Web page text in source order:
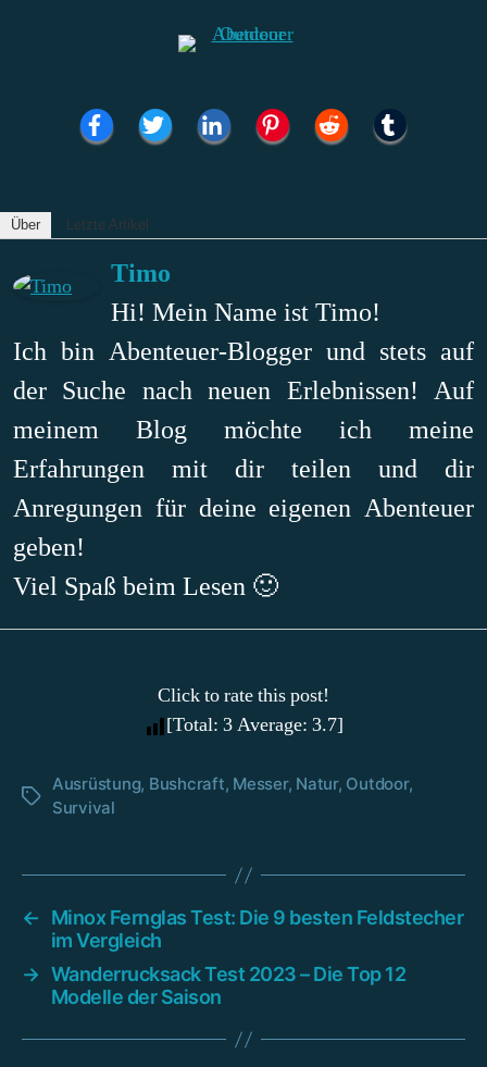
Über Letzte Artikel
Timo
Hi! Mein Name ist Timo!
Ich bin Abenteuer-Blogger und stets auf
der Suche nach neuen Erlebnissen! Auf
meinem Blog möchte ich meine
Erfahrungen mit dir teilen und dir
Anregungen für deine eigenen Abenteuer
geben!
Viel Spaß beim Lesen 🙂
Click to rate this post!
[Total: 3Average: 3.7]
Schlagwörter
Ausrüstung, Bushcraft, Messer, Natur, Outdoor,
Survival
←
Minox Fernglas Test: Die 9 besten Feldstecher
im Vergleich
→ Wanderrucksack Test 2023 – Die Top 12
Modelle der Saison